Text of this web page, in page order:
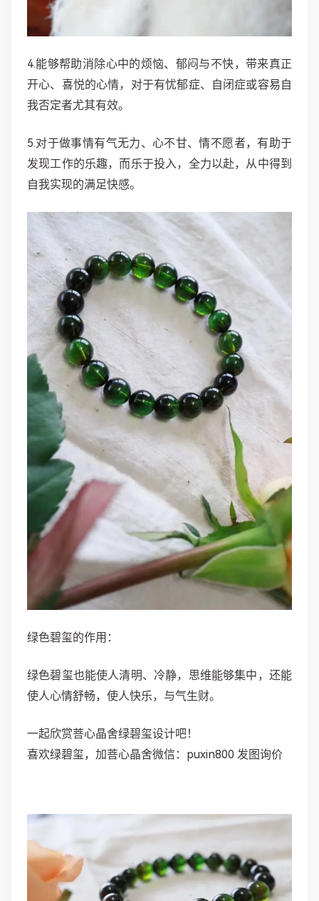
4.能够帮助消除心中的烦恼、郁闷与不快，带来真正
开心、喜悦的心情，对于有忧郁症、自闭症或容易自
我否定者尤其有效。
5.对于做事情有气无力、心不甘、情不愿者，有助于
发现工作的乐趣，而乐于投入，全力以赴，从中得到
自我实现的满足快感。
绿色碧玺的作用：
绿色碧玺也能使人清明、冷静，思维能够集中，还能
使人心情舒畅，使人快乐，与气生财。
一起欣赏菩心晶舍绿碧玺设计吧！
喜欢绿碧玺，加菩心晶舍微信：puxin800 发图询价